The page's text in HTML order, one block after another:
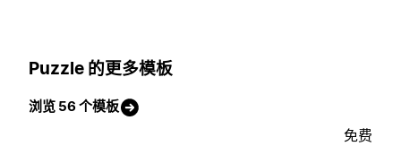
Puzzle 的更多模板
浏览 56 个模板
免费